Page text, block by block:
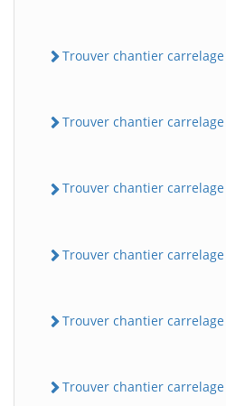
Trouver chantier carrelage
Trouver chantier carrelage
Trouver chantier carrelage
Trouver chantier carrelage
Trouver chantier carrelage
Trouver chantier carrelage